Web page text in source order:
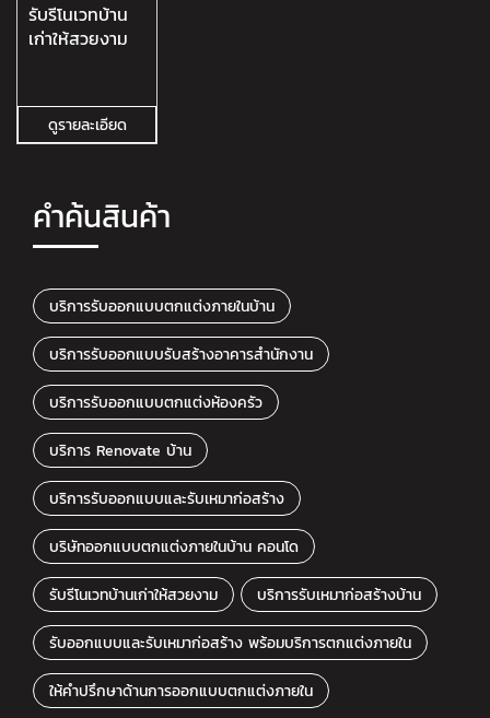
รับรีโนเวทบ้าน
เก่าให้สวยงาม
ดูรายละเอียด
คำค้นสินค้า
บริการรับออกแบบตกแต่งภายในบ้าน
บริการรับออกแบบรับสร้างอาคารสำนักงาน
บริการรับออกแบบตกแต่งห้องครัว
บริการ Renovate บ้าน
บริการรับออกแบบและรับเหมาก่อสร้าง
บริษัทออกแบบตกแต่งภายในบ้าน คอนโด
รับรีโนเวทบ้านเก่าให้สวยงาม บริการรับเหมาก่อสร้างบ้าน
รับออกแบบและรับเหมาก่อสร้าง พร้อมบริการตกแต่งภายใน
ให้คำปรึกษาด้านการออกแบบตกแต่งภายใน